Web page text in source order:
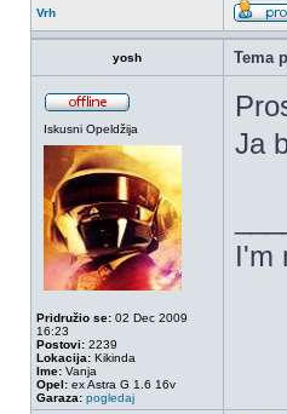
Vrh
yosh Tema
Iskusni Opeldžija
Pridružio se: 02 Dec 2009
16:23
Postovi: 2239
Lokacija: Kikinda
Ime: Vanja
Opel: ex Astra G 1.6 16v
Garaza: pogledaj
Ja
I'm